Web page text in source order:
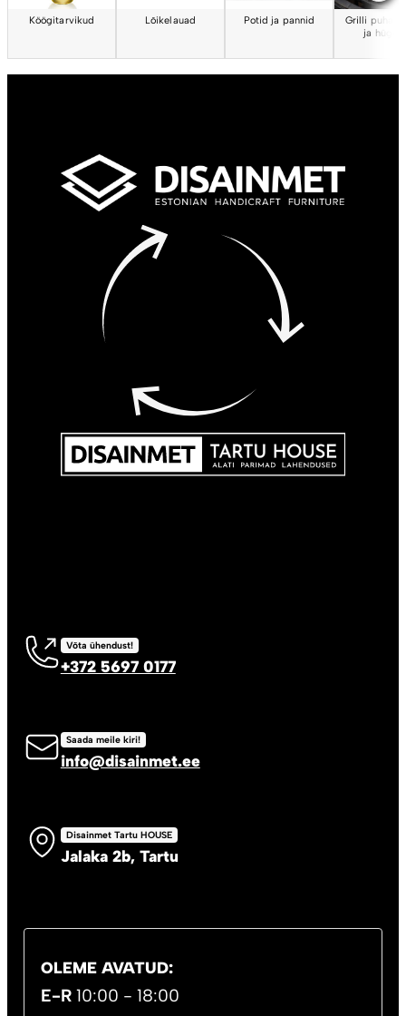
Köögitarvikud Lõikelauad Potid ja pannid
Grilli
ja
Võta ühendust!
+372 5697 0177
Saada meile kiri!
info@disainmet.ee
Disainmet Tartu HOUSE
Jalaka 2b, Tartu
OLEME AVATUD:
E-R10:00 - 18:00